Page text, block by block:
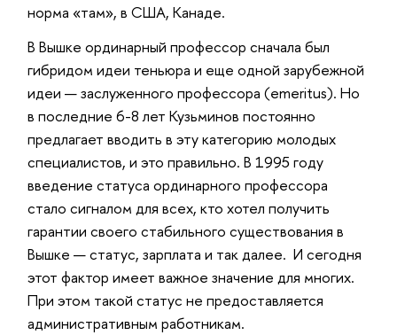
норма «там», в США, Канаде.
В Вышке ординарный профессор сначала был
гибридом идеи теньюра и еще одной зарубежной
идеи — заслуженного профессора (emeritus). Но
в последние 6-8 лет Кузьминов постоянно
предлагает вводить в эту категорию молодых
специалистов, и это правильно. В 1995 году
введение статуса ординарного профессора
стало сигналом для всех, кто хотел получить
гарантии своего стабильного существования в
Вышке — статус, зарплата и так далее. И сегодня
этот фактор имеет важное значение для многих.
При этом такой статус не предоставляется
административным работникам.